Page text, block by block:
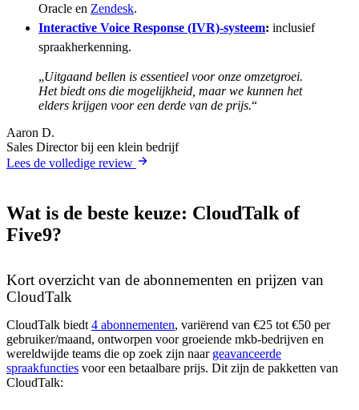
Oracle en Zendesk.
Interactive Voice Response (IVR)-systeem: inclusief
spraakherkenning.
„Uitgaand bellen is essentieel voor onze omzetgroei.
Het biedt ons die mogelijkheid, maar we kunnen het
elders krijgen voor een derde van de prijs.“
Aaron D.
Sales Director bij een klein bedrijf
Lees de volledige review
Wat is de beste keuze: CloudTalk of
Five9?
Kort overzicht van de abonnementen en prijzen van
CloudTalk
CloudTalk biedt 4 abonnementen, variërend van €25 tot €50 per
gebruiker/maand, ontworpen voor groeiende mkb-bedrijven en
wereldwijde teams die op zoek zijn naar geavanceerde
spraakfuncties voor een betaalbare prijs. Dit zijn de pakketten van
CloudTalk: